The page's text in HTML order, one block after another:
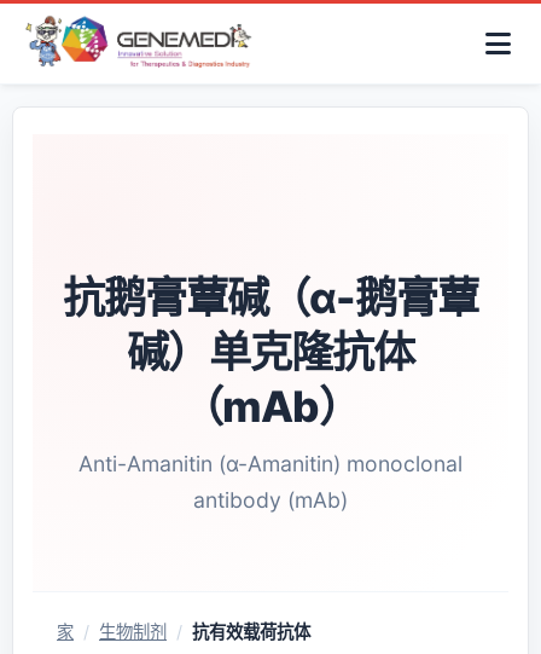
抗鹅膏蕈碱（α-鹅膏蕈
碱）单克隆抗体
（mAb）
Anti-Amanitin (α-Amanitin) monoclonal
antibody (mAb)
家 / 生物制剂 / 抗有效载荷抗体